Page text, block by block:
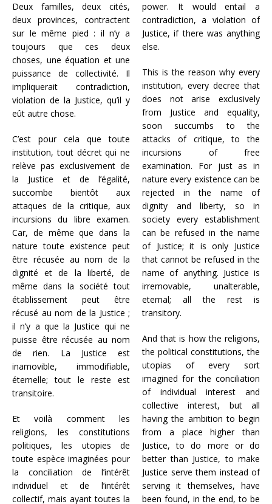
Deux familles, deux cités,
deux provinces, contractent
sur le même pied : il n’y a
toujours que ces deux
choses, une équation et une
puissance de collectivité. Il
impliquerait contradiction,
violation de la Justice, qu’il y
eût autre chose.
C’est pour cela que toute
institution, tout décret qui ne
relève pas exclusivement de
la Justice et de l’égalité,
succombe bientôt aux
attaques de la critique, aux
incursions du libre examen.
Car, de même que dans la
nature toute existence peut
être récusée au nom de la
dignité et de la liberté, de
même dans la société tout
établissement peut être
récusé au nom de la Justice ;
il n’y a que la Justice qui ne
puisse être récusée au nom
de rien. La Justice est
inamovible, immodifiable,
éternelle; tout le reste est
transitoire.
Et voilà comment les
religions, les constitutions
politiques, les utopies de
toute espèce imaginées pour
la conciliation de l’intérêt
individuel et de l’intérêt
collectif, mais ayant toutes la
power. It would entail a
contradiction, a violation of
Justice, if there was anything
else.
This is the reason why every
institution, every decree that
does not arise exclusively
from Justice and equality,
soon succumbs to the
attacks of critique, to the
incursions of free
examination. For just as in
nature every existence can be
rejected in the name of
dignity and liberty, so in
society every establishment
can be refused in the name
of Justice; it is only Justice
that cannot be refused in the
name of anything. Justice is
irremovable, unalterable,
eternal; all the rest is
transitory.
And that is how the religions,
the political constitutions, the
utopias of every sort
imagined for the conciliation
of individual interest and
collective interest, but all
having the ambition to begin
from a place higher than
Justice, to do more or do
better than Justice, to make
Justice serve them instead of
serving it themselves, have
been found, in the end, to be